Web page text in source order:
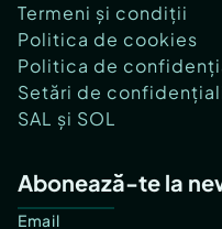
Termeni și condiții
Politica de cookies
Politica de
Setări de
SAL și SOL
Abonează-te la
Email